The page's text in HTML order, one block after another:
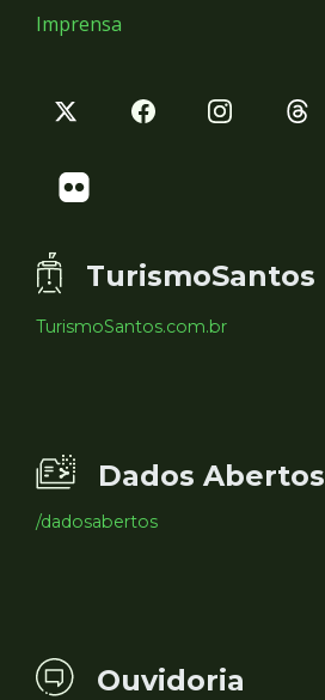
Imprensa
TurismoSantos
TurismoSantos.com.br
Dados Abertos
/dadosabertos
Ouvidoria